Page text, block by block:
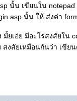
นั้น เขียนใน
นั้น ให้ ส่งค่า
มั้ยเอ่ย มีอะไรสงสัยใน
สงสัยเหมือนกันว่า เขีย